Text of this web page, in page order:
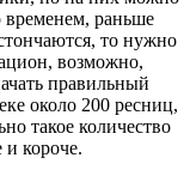
временем, раньше
то нужно
возможно,
правильный
около 200 ресниц,
такое количество
и короче.